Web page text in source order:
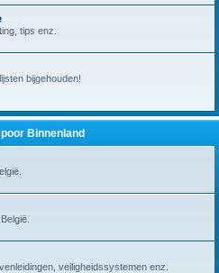
tips enz.
bijgehouden!
Binnenland
veiligheidssystemen enz.